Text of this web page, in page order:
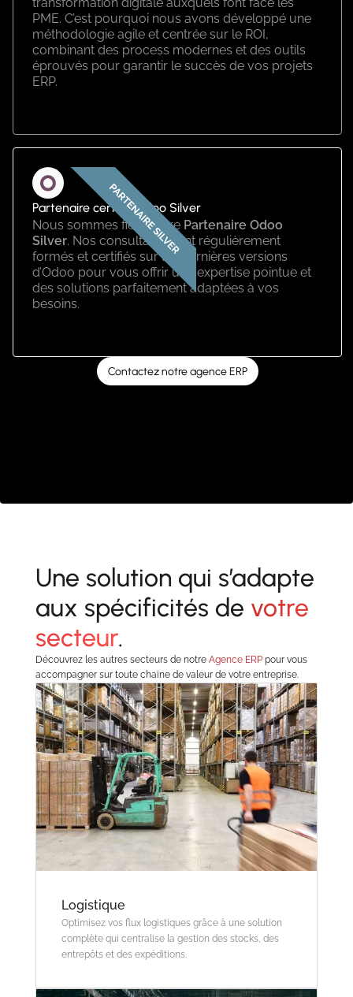
transformation digitale auxquels font face les
PME. C’est pourquoi nous avons développé une
méthodologie agile et centrée sur le ROI,
combinant des process modernes et des outils
éprouvés pour garantir le succès de vos projets
ERP.
Partenaire certifié Odoo Silver
Nous sommes fiers d’être Partenaire Odoo
Silver. Nos consultants sont régulièrement
formés et certifiés sur les dernières versions
d’Odoo pour vous offrir une expertise pointue et
des solutions parfaitement adaptées à vos
besoins.
Contactez notre agence ERP
Une solution qui s’adapte
aux spécificités de votre
secteur.
Découvrez les autres secteurs de notre Agence ERPpour vous
accompagner sur toute chaine de valeur de votre entreprise.
Logistique
Optimisez vos flux logistiques grâce à une solution
complète qui centralise la gestion des stocks, des
entrepôts et des expéditions.